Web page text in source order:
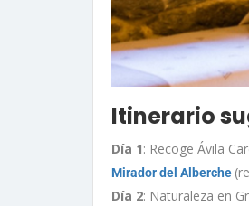
Itinerario
Día 1: Recoge Ávila
Mirador del Alberche
Día 2: Naturaleza en